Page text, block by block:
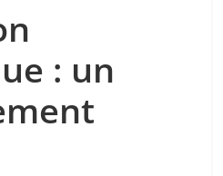
: un